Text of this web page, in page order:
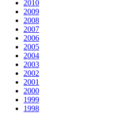
2010
2009
2008
2007
2006
2005
2004
2003
2002
2001
2000
1999
1998